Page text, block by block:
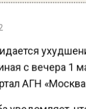
с вечера 1
АГН
уведомляет,